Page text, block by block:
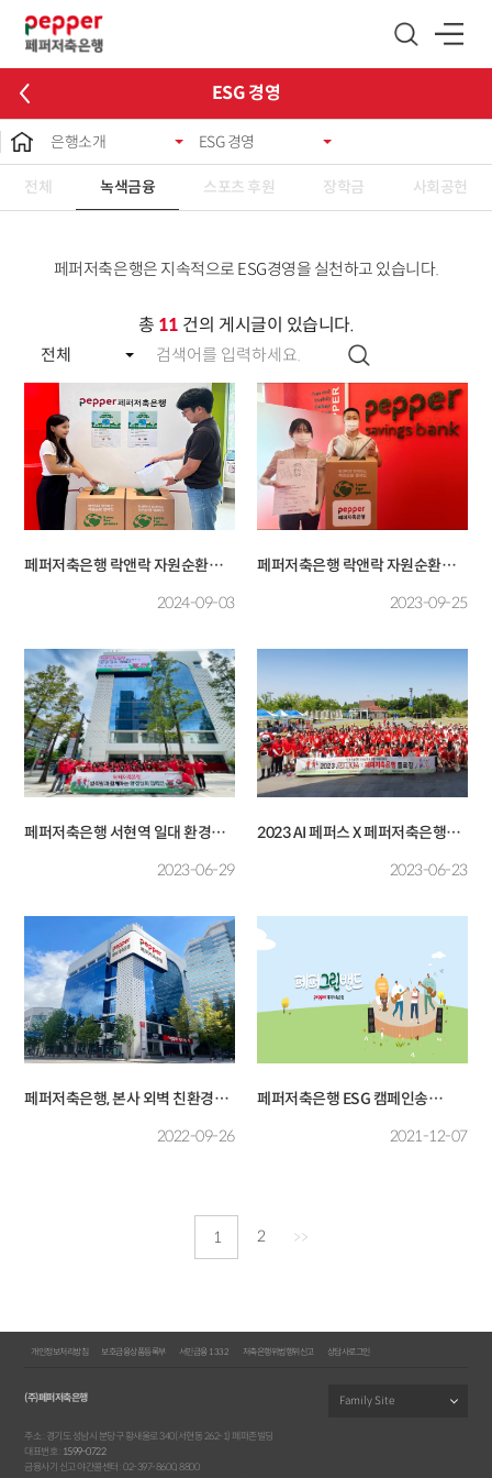
ESG 경영
은행소개 ESG 경영
전체 녹색금융 스포츠 후원 장학금 사회공헌
페퍼저축은행은 지속적으로 ESG경영을 실천하고 있습니다.
총 11 건의 게시글이 있습니다.
페퍼저축은행 락앤락 자원순환
캠페인 '러브 포 플래닛' 2년 연속
2024-09-03
페퍼저축은행 락앤락 자원순환
캠페인 '러브 포 플래닛' 진행
2023-09-25
페퍼저축은행 서현역 일대 환경
2023-06-29
2023 AI 페퍼스 X 페퍼저축은행
2023-06-23
페퍼저축은행, 본사 외벽 친환경
2022-09-26
페퍼저축은행 ESG 캠페인송
[페퍼그린밴드-에코켜주쏭] 공개
2021-12-07
1 2 >>
개인정보처리방침 보호금융상품등록부 서민금융 1332 저축은행위법행위신고 상담사로그인
(주)페퍼저축은행
주소 : 경기도 성남시 분당구 황새울로 340(서현동 262-1) 페퍼존빌딩
대표번호 : 1599-0722
금융사기 신고 야간콜센터 : 02-397-8600, 8800